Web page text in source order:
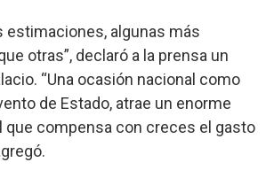
estimaciones, algunas más
otras”, declaró a la prensa un
“Una ocasión nacional como
de Estado, atrae un enorme
que compensa con creces el gasto